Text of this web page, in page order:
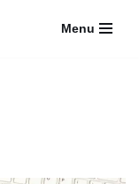
Menu